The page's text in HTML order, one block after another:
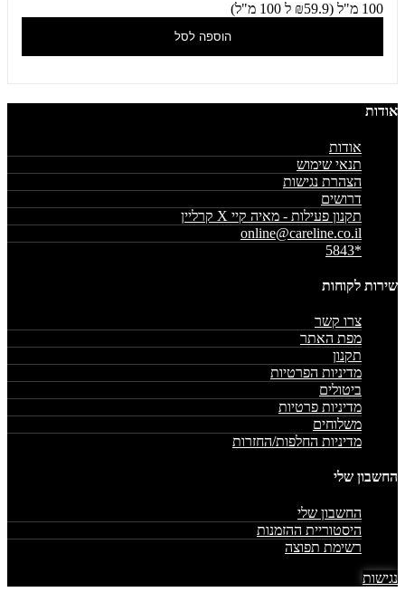
100 מ"ל (₪59.9 ל 100 מ"ל)
הוספה לסל
אודות
אודות
תנאי שימוש
הצהרת נגישות
דרושים
תקנון פעילות - מאיה קיי X קרליין
online@careline.co.il
*5843
שירות לקוחות
צרו קשר
מפת האתר
תקנון
מדיניות הפרטיות
ביטולים
מדיניות פרטיות
משלוחים
מדיניות החלפות/החזרות
החשבון שלי
החשבון שלי
היסטוריית ההזמנות
רשימת תפוצה
נגישות